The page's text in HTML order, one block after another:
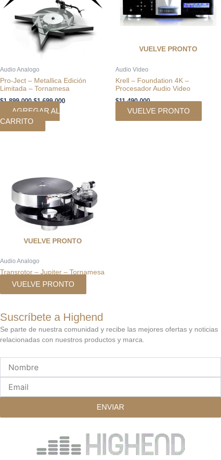
Audio Analogo
Pro-Ject – Metallica Edición
Limitada – Tornamesa
$1.899.000 $1.699.000
AGREGAR AL
CARRITO
VUELVE PRONTO
Audio Video
Krell – Foundation 4K –
Procesador Audio Video
$11.490.000
VUELVE PRONTO
VUELVE PRONTO
Audio Analogo
Transrotor – Jupiter – Tornamesa
VUELVE PRONTO
Suscríbete a Highend
Se parte de nuestra comunidad y recibe las mejores ofertas y noticias
relacionadas con nuestros productos y marca.
ENVIAR